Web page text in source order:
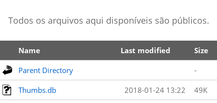
Todos os arquivos aqui disponíveis são públicos.
Name Last modified Size
Parent Directory -
Thumbs.db 2018-01-24 13:22 49K